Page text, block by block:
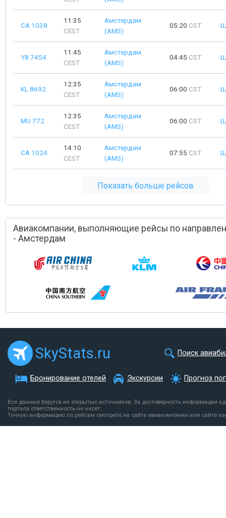
CA 1038
11:35
CEST
Амстердам
(AMS)
05:20 CST
Y8 7454
11:45
CEST
Амстердам
(AMS)
04:45 CST
KL 8692
12:35
CEST
Амстердам
(AMS)
06:00 CST
MU 772
12:35
CEST
Амстердам
(AMS)
06:00 CST
CA 1024
14:10
CEST
Амстердам
(AMS)
07:55 CST
Показать больше рейсов
Авиакомпании, выполняющие рейсы по
- Амстердам
SkyStats.ru Поиск
Бронирование отелей Экскурсии Прогноз
Все данные берутся из открытых источников. За достоверность информации
портала ответственность не несет.
Точную информацию по рейсам смотрите на сайте авиакомпании или сайте